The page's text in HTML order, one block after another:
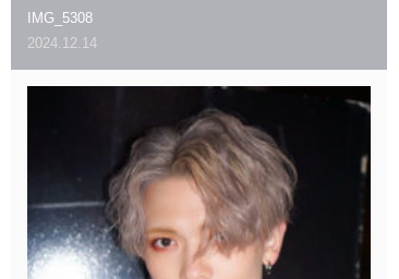
IMG_5308
2024.12.14